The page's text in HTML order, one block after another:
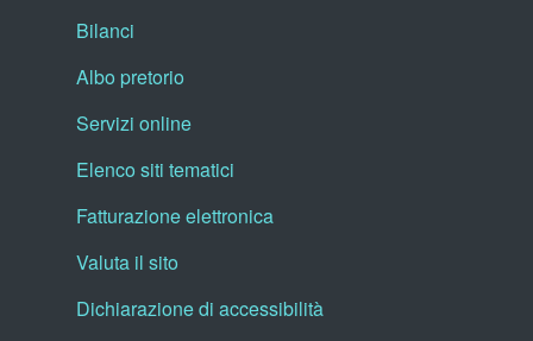
Bilanci
Albo pretorio
Servizi online
Elenco siti tematici
Fatturazione elettronica
Valuta il sito
Dichiarazione di accessibilità